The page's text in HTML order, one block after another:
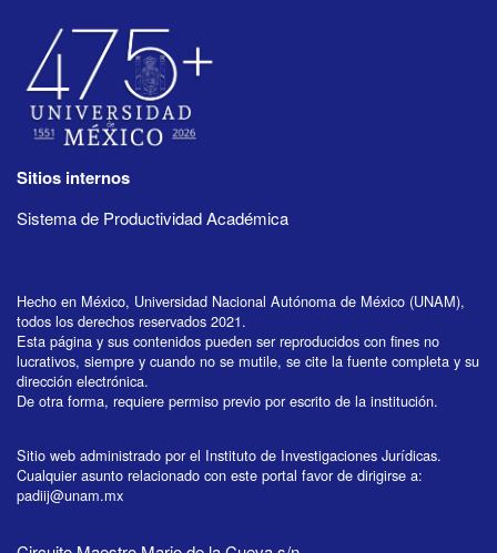
Sitios internos
Sistema de Productividad Académica
Hecho en México, Universidad Nacional Autónoma de México (UNAM),
todos los derechos reservados 2021.
Esta página y sus contenidos pueden ser reproducidos con fines no
lucrativos, siempre y cuando no se mutile, se cite la fuente completa y su
dirección electrónica.
De otra forma, requiere permiso previo por escrito de la institución.
Sitio web administrado por el Instituto de Investigaciones Jurídicas.
Cualquier asunto relacionado con este portal favor de dirigirse a:
padiij@unam.mx